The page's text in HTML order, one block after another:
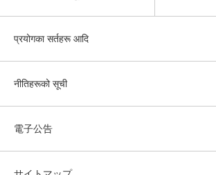
प्रयोगका सर्तहरू आदि
नीतिहरूको सूची
電子公告